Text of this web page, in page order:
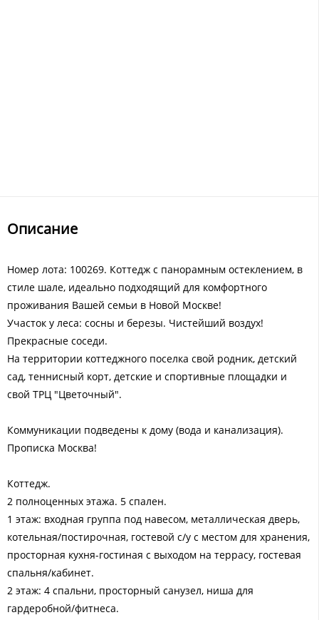
Описание
Номер лота: 100269. Коттедж с панорамным остеклением, в
стиле шале, идеально подходящий для комфортного
проживания Вашей семьи в Новой Москве!
Участок у леса: сосны и березы. Чистейший воздух!
Прекрасные соседи.
На территории коттеджного поселка свой родник, детский
сад, теннисный корт, детские и спортивные площадки и
свой ТРЦ "Цветочный".
Коммуникации подведены к дому (вода и канализация).
Прописка Москва!
Коттедж.
2 полноценных этажа. 5 спален.
1 этаж: входная группа под навесом, металлическая дверь,
котельная/постирочная, гостевой с/у с местом для хранения,
просторная кухня-гостиная с выходом на террасу, гостевая
спальня/кабинет.
2 этаж: 4 спальни, просторный санузел, ниша для
гардеробной/фитнеса.